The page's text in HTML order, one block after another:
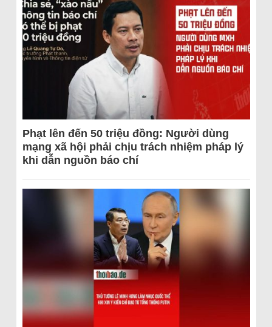
Phạt lên đến 50 triệu đồng: Người dùng
mạng xã hội phải chịu trách nhiệm pháp lý
khi dẫn nguồn báo chí